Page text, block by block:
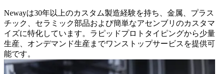
Newayは30年以上のカスタム製造経験を持ち、金属、プラス
チック、セラミック部品および簡単なアセンブリのカスタマ
イズに特化しています。ラピッドプロトタイピングから少量
生産、オンデマンド生産までワンストップサービスを提供可
能です。